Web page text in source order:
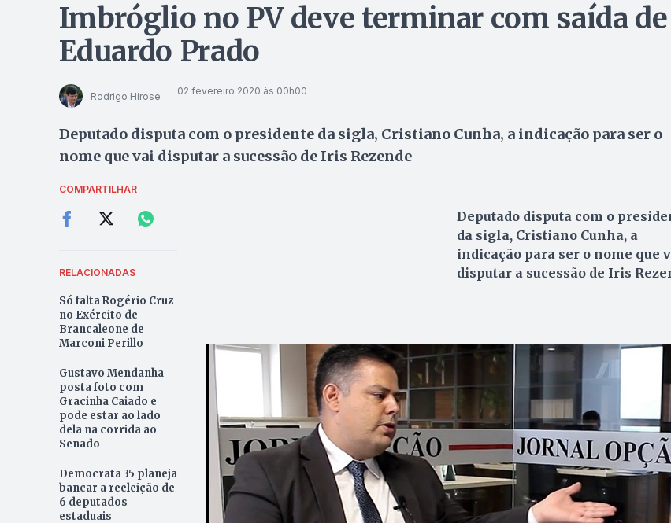
Imbróglio no PV deve terminar com saída de
Eduardo Prado
Rodrigo Hirose 02 fevereiro 2020 às 00h00
Deputado disputa com o presidente da sigla, Cristiano Cunha, a indicação para ser o
nome que vai disputar a sucessão de Iris Rezende
COMPARTILHAR
RELACIONADAS
Só falta Rogério Cruz
no Exército de
Brancaleone de
Marconi Perillo
Gustavo Mendanha
posta foto com
Gracinha Caiado e
pode estar ao lado
dela na corrida ao
Senado
Democrata 35 planeja
bancar a reeleição de
6 deputados
estaduais
Deputado disputa com o
da sigla, Cristiano Cunha, a
indicação para ser o nome que
disputar a sucessão de Iris